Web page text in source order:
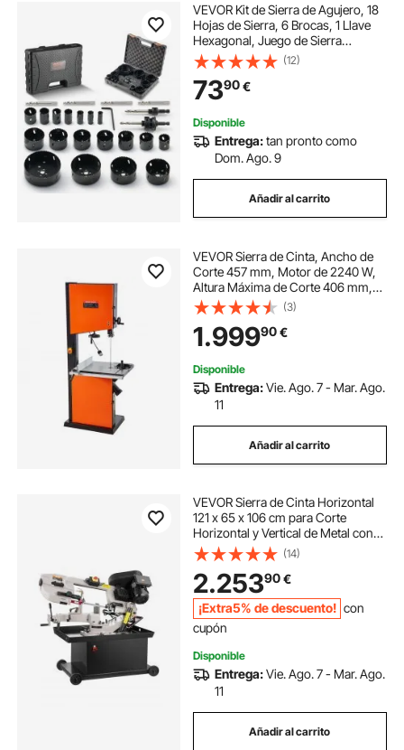
VEVOR Kit de Sierra de Agujero, 18
Hojas de Sierra, 6 Brocas, 1 Llave
Hexagonal, Juego de Sierra
Perforadora Bimetálica M42 con
Caja de Transporte para Tableros
de Madera, Planchas de Hierro
Plástico
(12)
7390€
Disponible
Entrega:tan pronto como
Dom. Ago. 9
Añadir al carrito
VEVOR Sierra de Cinta, Ancho de
Corte 457 mm, Motor de 2240 W,
Altura Máxima de Corte 406 mm,
Mesa de Hierro Fundido de 690 x
510 mm, con Luz de Trabajo de
360°, Guía de Ingletes y la Paralela
(3)
1.99990€
Disponible
Entrega:Vie. Ago. 7 - Mar. Ago.
11
Añadir al carrito
VEVOR Sierra de Cinta Horizontal
121 x 65 x 106 cm para Corte
Horizontal y Vertical de Metal con
Motor de 1,1 kW, Base Giratoria,
Ajuste de Ángulo de 0 a 45°,
Velocidad Variable, para Metal,
Madera
(14)
2.25390€
¡Extra5% de descuento! con
cupón
Disponible
Entrega:Vie. Ago. 7 - Mar. Ago.
11
Añadir al carrito